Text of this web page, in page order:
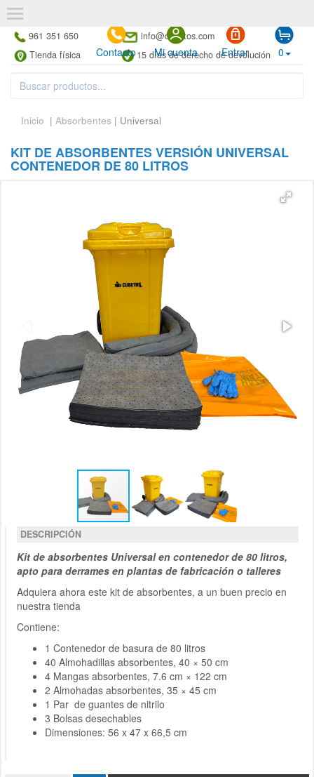
961 351 650
info@cubetos.com
Tienda física
15 días de derecho de devolución
Contacto Mi cuenta Entrar 0
Inicio | Absorbentes | Universal
KIT DE ABSORBENTES VERSIÓN UNIVERSAL
CONTENEDOR DE 80 LITROS
DESCRIPCIÓN
Kit de absorbentes Universal en contenedor de 80 litros,
apto para derrames en plantas de fabricación o talleres
Adquiera ahora este kit de absorbentes, a un buen precio en
nuestra tienda
Contiene:
1 Contenedor de basura de 80 litros
40 Almohadillas absorbentes, 40 × 50 cm
4 Mangas absorbentes, 7.6 cm × 122 cm
2 Almohadas absorbentes, 35 × 45 cm
1 Par de guantes de nitrilo
3 Bolsas desechables
Dimensiones: 56 x 47 x 66,5 cm